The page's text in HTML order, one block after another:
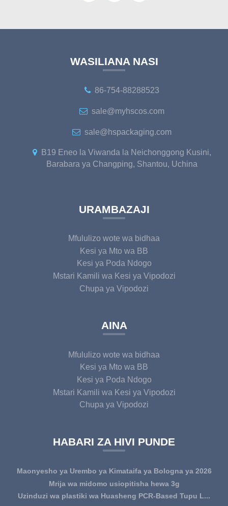
WASILIANA NASI
86-754-88288523
sale@myhscos.com
sale@hspackaging.com
B19 Eneo la Viwanda la Neichonggong Kusini,
Barabara ya Changping, Shantou, Uchina
URAMBAZAJI
Mfululizo wote wa bidhaa
Kesi ya Mto wa BB
Kesi ya Poda Ndogo
Mstari Kamili wa Kesi ya Vipodozi
Chupa ya Vipodozi
AINA
Mfululizo wote wa bidhaa
Kesi ya Mto wa BB
Kesi ya Poda Ndogo
Mstari Kamili wa Kesi ya Vipodozi
Chupa ya Vipodozi
HABARI ZA HIVI PUNDE
Maonyesho ya Urembo ya Kimataifa ya Bologna ya 2026
Mrija wa midomo usiopitisha hewa 3g
Uzinduzi wa plastiki wa Huasheng PCR-Based Tupu L...